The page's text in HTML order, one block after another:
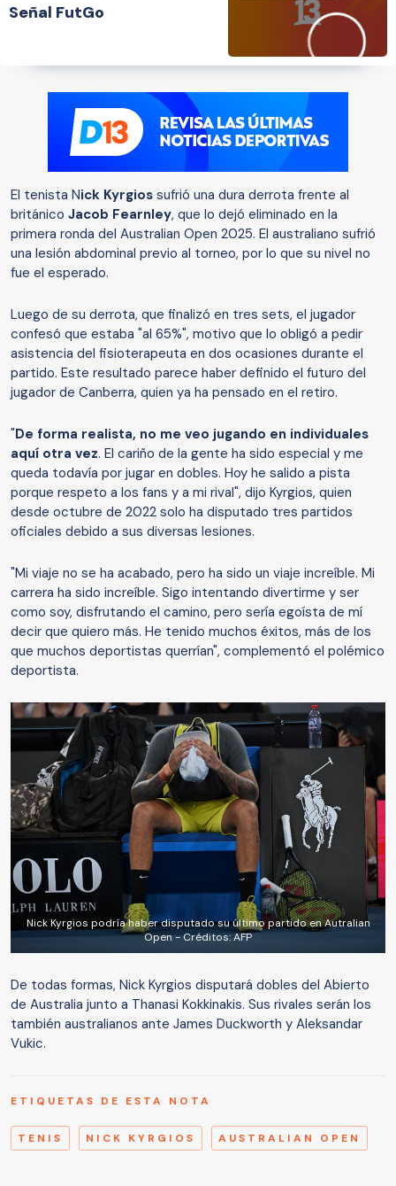
Señal FutGo
El tenista Nick Kyrgios sufrió una dura derrota frente al
británico Jacob Fearnley, que lo dejó eliminado en la
primera ronda del Australian Open 2025. El australiano sufrió
una lesión abdominal previo al torneo, por lo que su nivel no
fue el esperado.
Luego de su derrota, que finalizó en tres sets, el jugador
confesó que estaba "al 65%", motivo que lo obligó a pedir
asistencia del fisioterapeuta en dos ocasiones durante el
partido. Este resultado parece haber definido el futuro del
jugador de Canberra, quien ya ha pensado en el retiro.
"De forma realista, no me veo jugando en individuales
aquí otra vez. El cariño de la gente ha sido especial y me
queda todavía por jugar en dobles. Hoy he salido a pista
porque respeto a los fans y a mi rival", dijo Kyrgios, quien
desde octubre de 2022 solo ha disputado tres partidos
oficiales debido a sus diversas lesiones.
"Mi viaje no se ha acabado, pero ha sido un viaje increíble. Mi
carrera ha sido increíble. Sigo intentando divertirme y ser
como soy, disfrutando el camino, pero sería egoísta de mí
decir que quiero más. He tenido muchos éxitos, más de los
que muchos deportistas querrían", complementó el polémico
deportista.
Nick Kyrgios podría haber disputado su último partido en Autralian
Open - Créditos: AFP
De todas formas, Nick Kyrgios disputará dobles del Abierto
de Australia junto a Thanasi Kokkinakis. Sus rivales serán los
también australianos ante James Duckworth y Aleksandar
Vukic.
ETIQUETAS DE ESTA NOTA
TENIS NICK KYRGIOS AUSTRALIAN OPEN